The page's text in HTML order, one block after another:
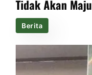
Tidak Akan Maju
Berita